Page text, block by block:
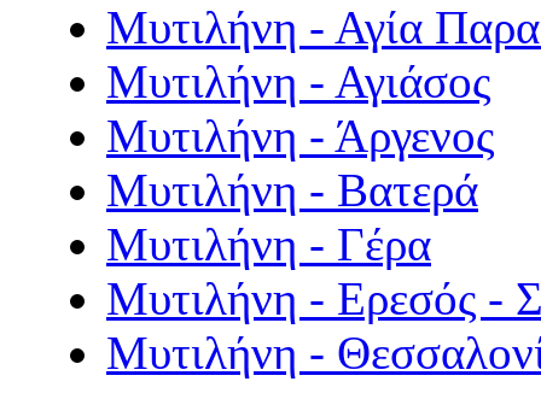
Μυτιλήνη - Αγία
Μυτιλήνη - Αγιάσος
Μυτιλήνη - Άργενος
Μυτιλήνη - Βατερά
Μυτιλήνη - Γέρα
Μυτιλήνη - Ερεσός -
Μυτιλήνη -